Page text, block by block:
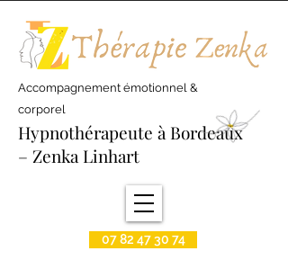
Accompagnement émotionnel &
corporel
Hypnothérapeute à Bordeaux
– Zenka Linhart
07 82 47 30 74